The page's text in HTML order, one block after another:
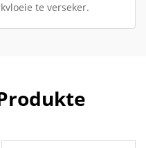
te verseker.